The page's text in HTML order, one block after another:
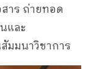
สาร ถ่ายทอด
และ
มมนาวิชาการ